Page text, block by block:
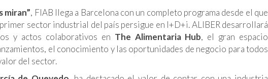
miran”, FIAB llega a Barcelona con un completo programa desde el que
sector industrial del país persigue en I+D+i. ALIBER desarrollará
y actos colaborativos en The Alimentaria Hub, el gran espacio
el conocimiento y las oportunidades de negocio para todos
del sector.